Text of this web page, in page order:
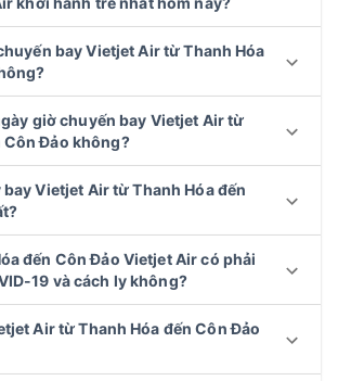
bay Vietjet Air từ Thanh Hóa
giờ chuyến bay Vietjet Air từ
Côn Đảo không?
bay Vietjet Air từ Thanh Hóa đến
đến Côn Đảo Vietjet Air có phải
19 và cách ly không?
Air từ Thanh Hóa đến Côn Đảo